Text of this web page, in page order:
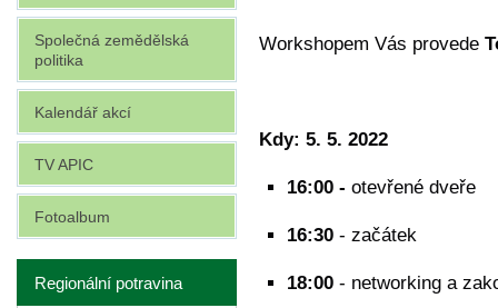
Workshopem Vás provede
Kdy: 5. 5. 2022
16:00 - otevřené dveře
16:30 - začátek
18:00 - networking a
Společná zemědělská
politika
Kalendář akcí
TV APIC
Fotoalbum
Regionální potravina